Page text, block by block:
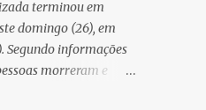
realizou buscas pelas
localizar o
um menino de
terminou em
domingo (26), em
Segundo informações
morreram e